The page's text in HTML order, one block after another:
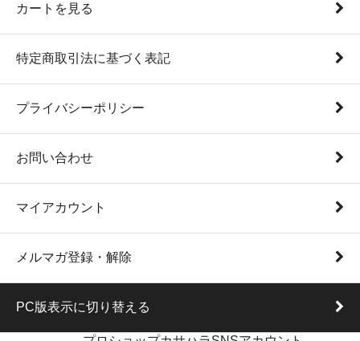
カートを見る
特定商取引法に基づく表記
プライバシーポリシー
お問い合わせ
マイアカウント
メルマガ登録・解除
PC版表示に切り替える